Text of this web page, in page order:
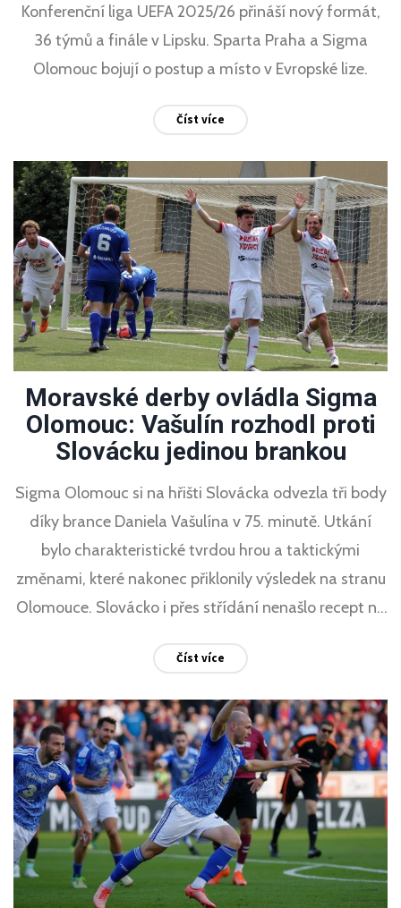
Konferenční liga UEFA 2025/26 přináší nový formát,
36 týmů a finále v Lipsku. Sparta Praha a Sigma
Olomouc bojují o postup a místo v Evropské lize.
Číst více
Moravské derby ovládla Sigma
Olomouc: Vašulín rozhodl proti
Slovácku jedinou brankou
Sigma Olomouc si na hřišti Slovácka odvezla tři body
díky brance Daniela Vašulína v 75. minutě. Utkání
bylo charakteristické tvrdou hrou a taktickými
změnami, které nakonec přiklonily výsledek na stranu
Olomouce. Slovácko i přes střídání nenašlo recept na
Číst více